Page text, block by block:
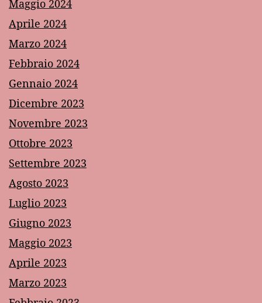
Maggio 2024
Aprile 2024
Marzo 2024
Febbraio 2024
Gennaio 2024
Dicembre 2023
Novembre 2023
Ottobre 2023
Settembre 2023
Agosto 2023
Luglio 2023
Giugno 2023
Maggio 2023
Aprile 2023
Marzo 2023